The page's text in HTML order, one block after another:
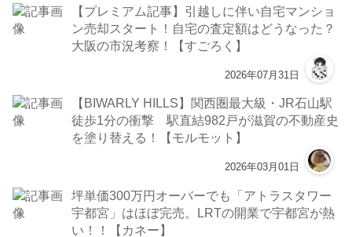
【プレミアム記事】引越しに伴い自宅マンショ
ン売却スタート！自宅の査定額はどうなった？
大阪の市況考察！【すごろく】
2026年07月31日
【BIWARLY HILLS】関西圏最大級・JR石山駅
徒歩1分の衝撃 駅直結982戸が滋賀の不動産史
を塗り替える！【モルモット】
2026年03月01日
坪単価300万円オーバーでも「アトラスタワー
宇都宮」はほぼ完売。LRTの開業で宇都宮が熱
い！！【カネー】